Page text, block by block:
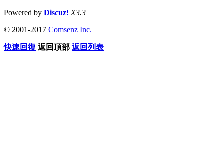
Powered by Discuz! X3.3
© 2001-2017 Comsenz Inc.
快速回復 返回頂部 返回列表